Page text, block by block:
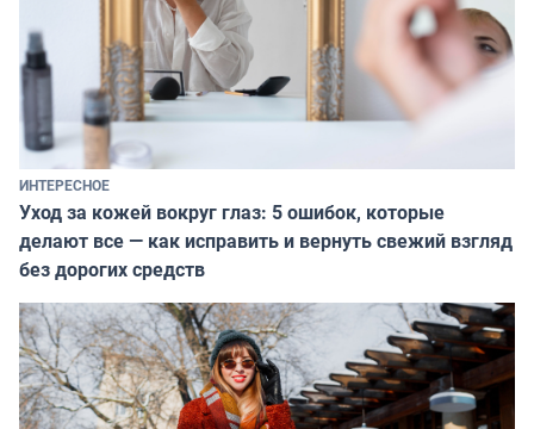
ИНТЕРЕСНОЕ
Уход за кожей вокруг глаз: 5 ошибок, которые
делают все — как исправить и вернуть свежий взгляд
без дорогих средств